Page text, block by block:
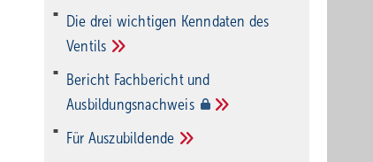
Die drei wichtigen Kenndaten des
Ventils
Bericht Fachbericht und
Ausbildungsnachweis
Für Auszubildende